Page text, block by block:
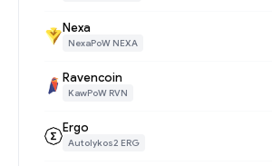
Nexa
NexaPoW NEXA
Ravencoin
KawPoW RVN
Ergo
Autolykos2 ERG